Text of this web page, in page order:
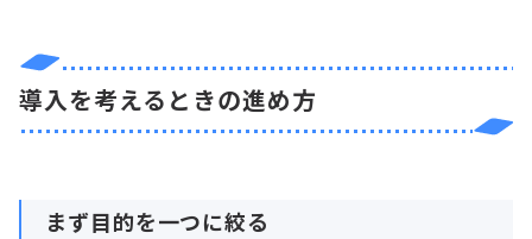
導入を考えるときの進め方
まず目的を一つに絞る